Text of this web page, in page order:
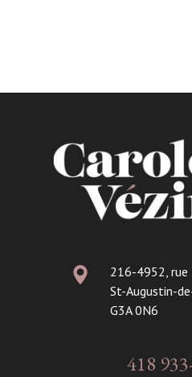
216-4952, rue
St-Augustin-
G3A 0N6
418